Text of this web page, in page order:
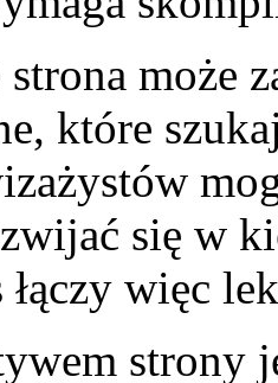
strona może
które
się w
łączy więc
strony